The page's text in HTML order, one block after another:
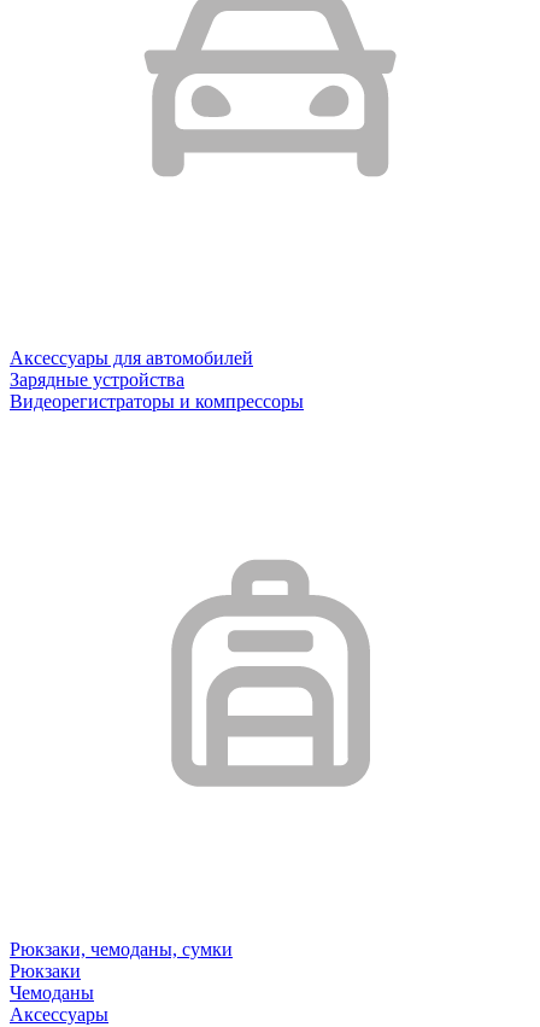
Аксессуары для автомобилей
Зарядные устройства
Видеорегистраторы и компрессоры
Рюкзаки, чемоданы, сумки
Рюкзаки
Чемоданы
Аксессуары